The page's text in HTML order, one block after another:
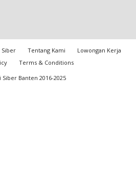
Siber Tentang Kami
Lowongan Kerja
Terms & Conditions
Siber Banten 2016-2025